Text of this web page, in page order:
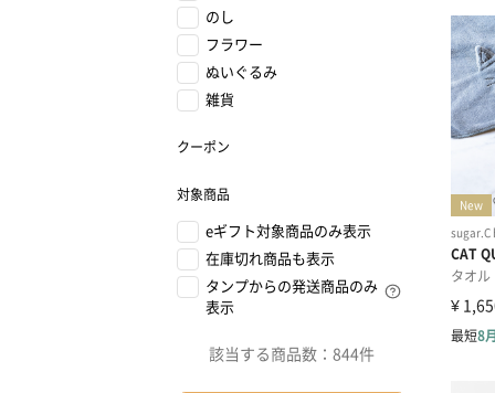
のし
フラワー
ぬいぐるみ
雑貨
クーポン
対象商品
eギフト対象商品のみ表示
在庫切れ商品も表示
タンプからの発送商品のみ
表示
該当する商品数： 844件